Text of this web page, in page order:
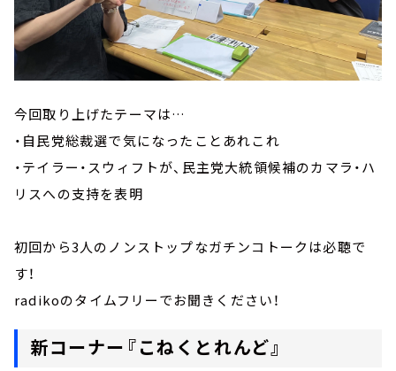
今回取り上げたテーマは…
・自民党総裁選で気になったことあれこれ
・テイラー・スウィフトが、民主党大統領候補のカマラ・ハ
リスへの支持を表明
初回から3人のノンストップなガチンコトークは必聴で
す！
radikoのタイムフリーでお聞きください！
新コーナー『こねくとれんど』